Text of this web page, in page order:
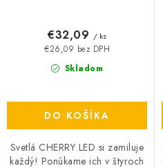
Skladom
€26,09 bez DPH
€32,09 / ks
DO KOŠÍKA
Svetlá CHERRY LED si zamiluje
každý! Ponúkame ich v štyroch